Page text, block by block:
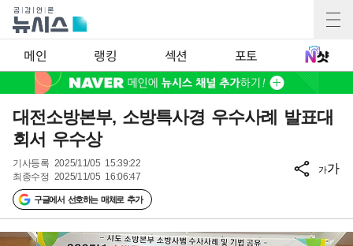
메인 랭킹 섹션 포토
대전소방본부, 소방특사경 우수사례 발표대
회서 우수상
기사등록 2025/11/05 15:39:22
최종수정 2025/11/05 16:06:47
구글에서 선호하는 매체로 추가
가가